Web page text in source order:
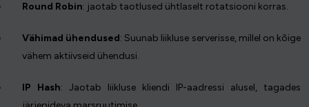
Round Robin: jaotab taotlused ühtlaselt rotatsiooni korras.
Vähimad ühendused: Suunab liikluse serverisse, millel on kõige
vähem aktiivseid ühendusi.
IP Hash: Jaotab liikluse kliendi IP-aadressi alusel, tagades